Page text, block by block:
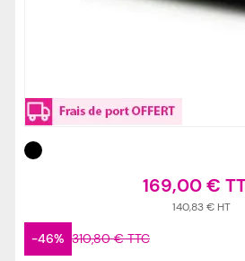
169,00 €
140,83 €
-46% 310,80 €